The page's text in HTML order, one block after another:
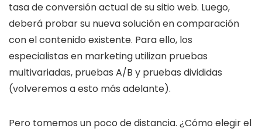
tasa de conversión actual de su sitio web. Luego,
deberá probar su nueva solución en comparación
con el contenido existente. Para ello, los
especialistas en marketing utilizan pruebas
multivariadas, pruebas A/B y pruebas divididas
(volveremos a esto más adelante).
Pero tomemos un poco de distancia. ¿Cómo elegir el